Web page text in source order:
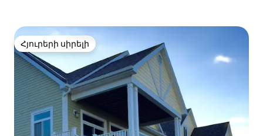
Հյուրերի սիրելի
Հյուրերի սիրելի